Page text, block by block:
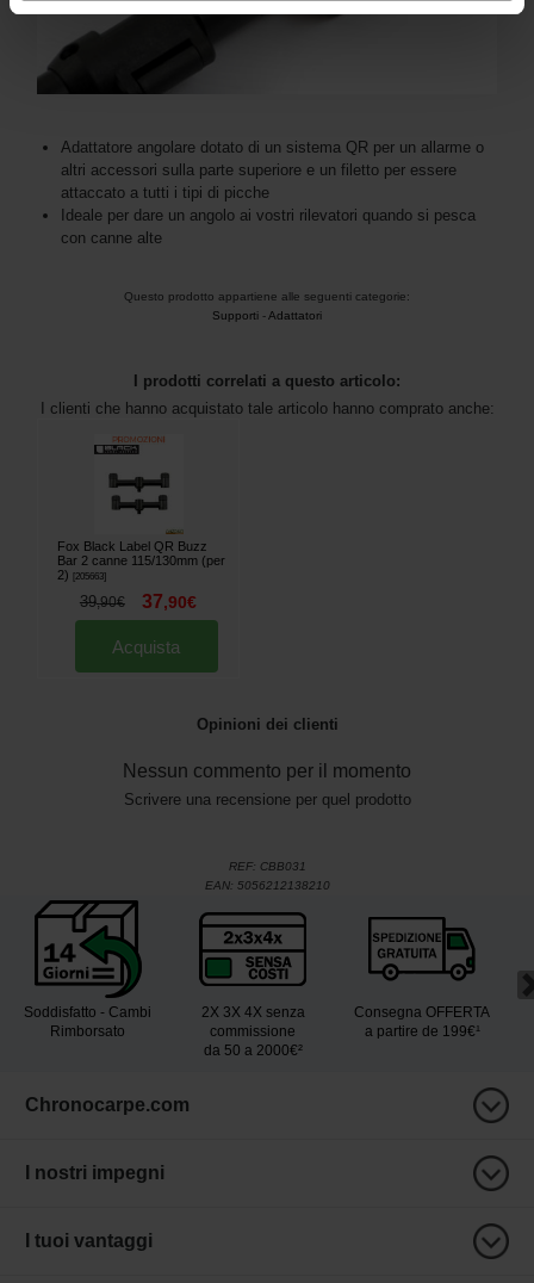
Adattatore angolare dotato di un sistema QR per un allarme o
altri accessori sulla parte superiore e un filetto per essere
attaccato a tutti i tipi di picche
Ideale per dare un angolo ai vostri rilevatori quando si pesca
con canne alte
Questo prodotto appartiene alle seguenti categorie:
Supporti -Adattatori
I prodotti correlati a questo articolo:
I clienti che hanno acquistato tale articolo hanno comprato anche:
Fox Black Label QR Buzz
Bar 2 canne 115/130mm (per
2)
[205663]
39,90€ 37,90€
Acquista
Opinioni dei clienti
Nessun commento per il momento
Scrivere una recensione per quel prodotto
REF: CBB031
EAN: 5056212138210
Soddisfatto - Cambi
Rimborsato
2X 3X 4X senza
commissione
da 50 a 2000€²
Consegna OFFERTA
a partire de 199€¹
Chronocarpe.com
I nostri impegni
I tuoi vantaggi